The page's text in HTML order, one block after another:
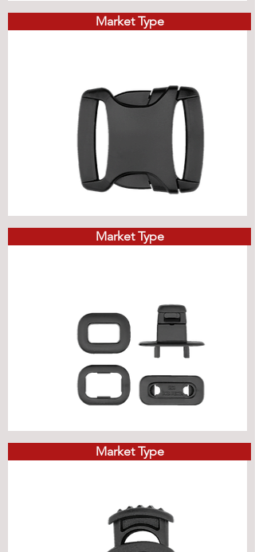
Market Type
Market Type
Market Type